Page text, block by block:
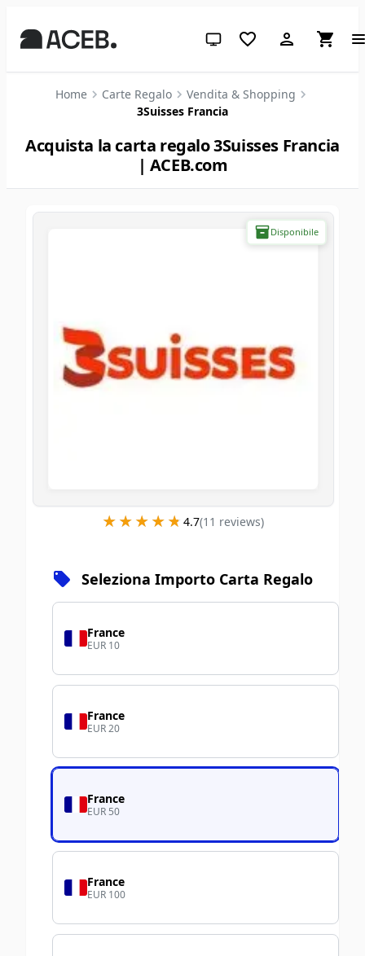
Tema di sistema (clicca per
Home Carte Regalo
Vendita & Shopping
3Suisses Francia
Acquista la carta regalo 3Suisses Francia
| ACEB.com
Disponibile
★★★★★
★★★★★ 4.7(11 reviews)
Seleziona Importo Carta Regalo
France
EUR 10
France
EUR 20
France
EUR 50
France
EUR 100